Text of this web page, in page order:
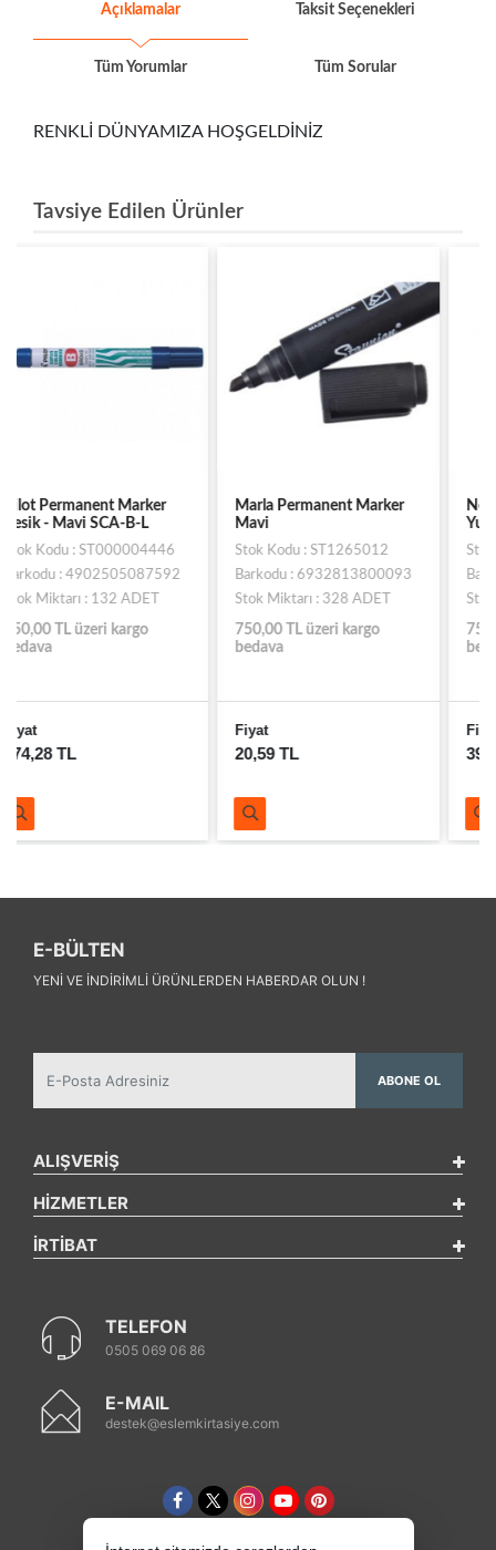
Açıklamalar Taksit Seçenekleri
Tüm Yorumlar Tüm Sorular
RENKLİ DÜNYAMIZA HOŞGELDİNİZ
Tavsiye Edilen Ürünler
Marla Permanent Marker
Mavi
Stok Kodu : ST1265012
Barkodu : 6932813800093
Stok Miktarı : 328 ADET
750,00 TL üzeri kargo
bedava
20,59 TL
Noki Permanent Markör
1800PBS
Stok Kodu : ST126521670
Barkodu : 8693245018262
Stok Miktarı : 361 ADET
750,00 TL üzeri kargo
bedava
39,07 TL
E-BÜLTEN
YENI VE INDIRIMLI ÜRÜNLERDEN HABERDAR OLUN !
ABONE OL
ALIŞVERİŞ
HİZMETLER
İRTİBAT
TELEFON
0505 069 06 86
E-MAIL
destek@eslemkirtasiye.com